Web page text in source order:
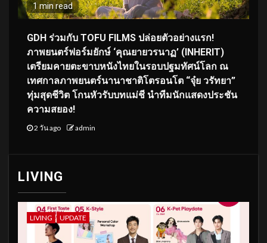
1 min read
GDH ร่วมกับ TOFU FILMS ปล่อยตัวอย่างแรก!
ภาพยนตร์ฟอร์มยักษ์ ‘คุณยายวรนาฏ’ (INHERIT)
เตรียมคายตะขาบหนังไทยในรอบปฐมทัศน์โลก ณ
เทศกาลภาพยนตร์นานาชาติโตรอนโต “จุ๋ย วรัทยา”
ทุ่มสุดชีวิต โกนหัวรับบทแม่ชี นำทีมนักแสดงประชัน
ความสยอง!
2 วัน ago admin
LIVING
LIVING UPDATE